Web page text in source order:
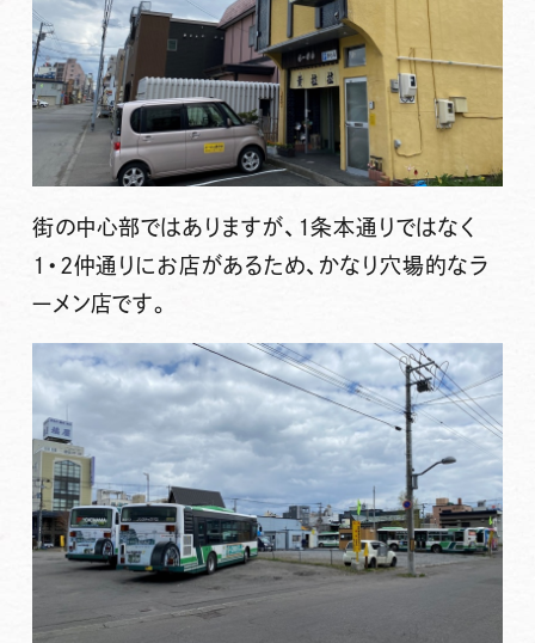
街の中心部ではありますが、1条本通りではなく
1・2仲通りにお店があるため、かなり穴場的なラ
ーメン店です。